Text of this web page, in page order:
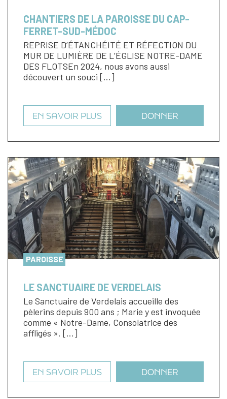
CHANTIERS DE LA PAROISSE DU CAP-
FERRET-SUD-MÉDOC
REPRISE D’ÉTANCHÉITÉ ET RÉFECTION DU
MUR DE LUMIÈRE DE L’ÉGLISE NOTRE-DAME
DES FLOTSEn 2024, nous avons aussi
découvert un souci […]
EN SAVOIR PLUS DONNER
PAROISSE
LE SANCTUAIRE DE VERDELAIS
Le Sanctuaire de Verdelais accueille des
pèlerins depuis 900 ans ; Marie y est invoquée
comme « Notre-Dame, Consolatrice des
affligés ». […]
EN SAVOIR PLUS DONNER